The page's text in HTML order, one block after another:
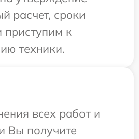
расчет, сроки
приступим к
техники.
всех работ и
Вы получите